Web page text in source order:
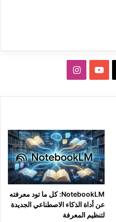
‫YouTubeانستقرام
NotebookLM: كل ما تود معرفته
عن أداة الذكاء الاصطناعي الجديدة
لتنظيم المعرفة